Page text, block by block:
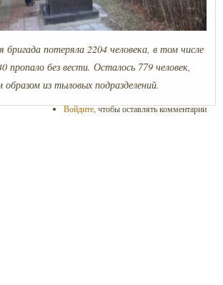
бригада потеряла 2204 человека, в том числе
пропало без вести. Осталось 779 человек,
образом из тыловых подразделений.
Войдите, чтобы оставлять комментарии